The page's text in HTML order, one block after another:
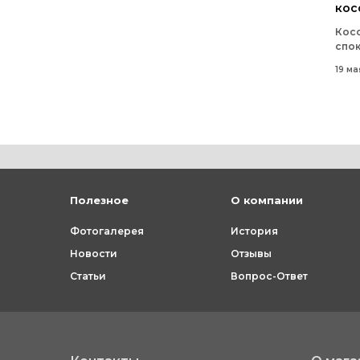
19
Полезное
Фотогалерея
Новости
Статьи
О компании
История
Отзывы
Вопрос-Ответ